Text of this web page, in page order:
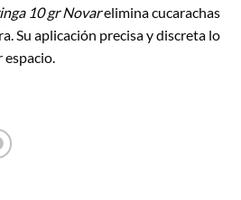
10 gr Novarelimina cucarachas
Su aplicación precisa y discreta lo
espacio.